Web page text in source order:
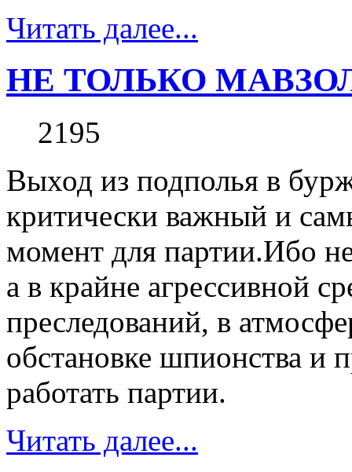
Читать далее...
НЕ ТОЛЬКО
2195
Выход из подполья в
критически важный и
момент для партии.Ибо
а в крайне агрессивной
преследований, в
обстановке шпионства и
работать партии.
Читать далее...